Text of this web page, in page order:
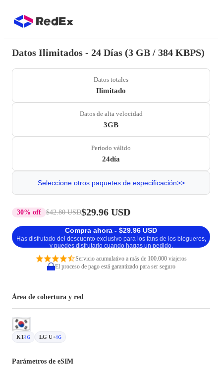
Datos Ilimitados - 24 Días (3 GB / 384 KBPS)
Datos totales
Ilimitado
Datos de alta velocidad
3GB
Período válido
24día
Seleccione otros paquetes de especificación>>
30% off $42.80 USD$29.96 USD
Compra ahora - $29.96 USD
Has disfrutado del descuento exclusivo para los fans de los blogueros,
y puedes disfrutarlo cuando hagas un pedido.
Servicio acumulativo a más de 100.000 viajeros
El proceso de pago está garantizado para ser seguro
Área de cobertura y red
KT4G LG U+4G
Parámetros de eSIM